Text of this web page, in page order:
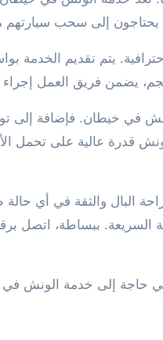
يحتاجون إلى سحب
يتم تقديم الخدمة
يضمن فريق العمل إجراء
في خيطان. فإضافة إلى
قدرة عالية على تحمل
والثقة في أي حالة
حاجة إلى خدمة الونش في